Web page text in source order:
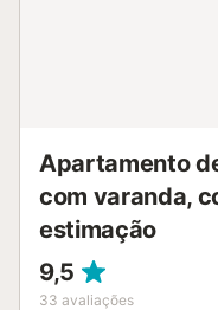
Apartamento
com varanda,
estimação
9,5
33 avaliações